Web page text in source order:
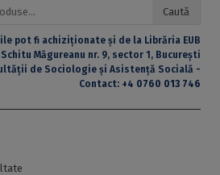
Caută
pot fi achiziționate și de la Librăria EUB
Schitu Măgureanu nr. 9, sector 1, București
de Sociologie și Asistență Socială -
Contact: +4 0760 013 746
Sortat